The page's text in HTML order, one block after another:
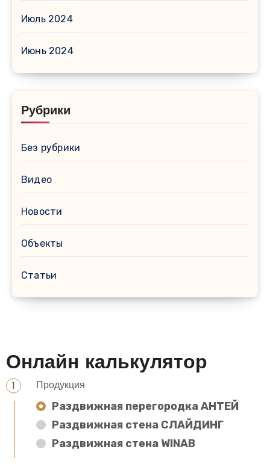
Июль 2024
Июнь 2024
Рубрики
Без рубрики
Видео
Новости
Объекты
Статьи
Онлайн калькулятор
Продукция
Раздвижная перегородка АНТЕЙ
Раздвижная стена СЛАЙДИНГ
Раздвижная стена WINAB